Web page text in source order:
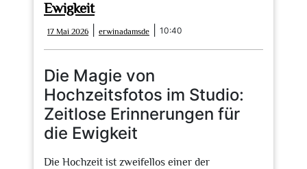
Ewigkeit
17 Mai 2026
Mai
2026
erwinadamsde erwinadamsde
10:40
Die Magie von
Hochzeitsfotos im Studio:
Zeitlose Erinnerungen für
die Ewigkeit
Die Hochzeit ist zweifellos einer der